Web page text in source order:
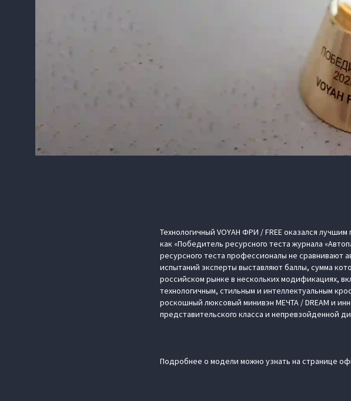
Технологичный VOYAH ФРИ / FREE оказался
как «Победитель ресурсного теста журнала
ресурсного теста профессионалы не сравнивают
испытаний эксперты выставляют баллы, сумма
российском рынке в нескольких модификациях,
технологичным, стильным и интеллектуальным
роскошный люксовый минивэн МЕЧТА / DREAM и
представительского класса и непревзойденной
Подробнее о модели можно узнать на странице